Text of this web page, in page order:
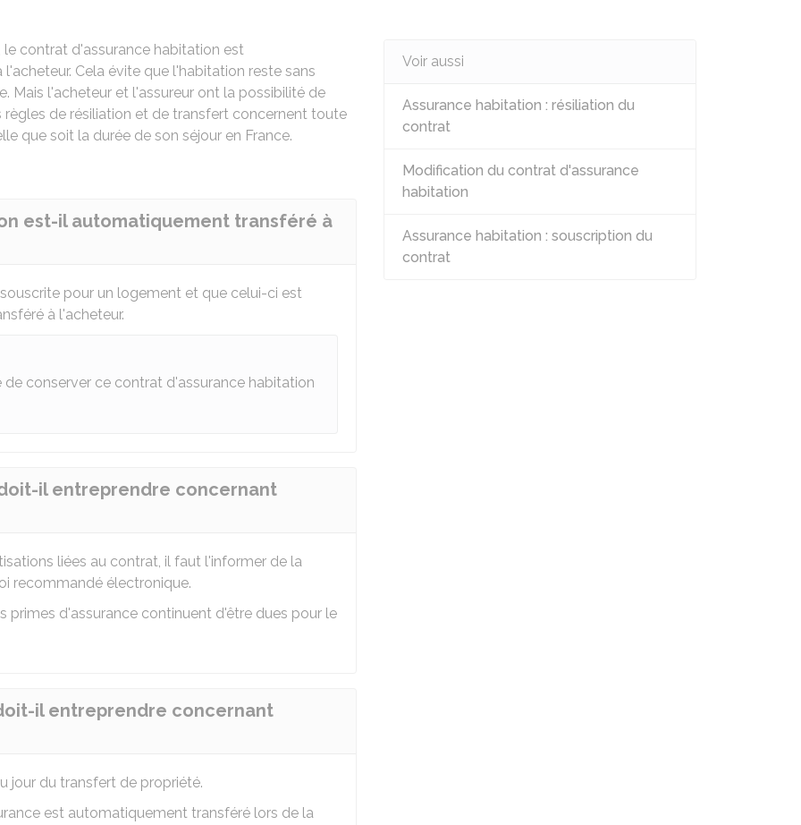
contrat d'assurance habitation est
l'acheteur. Cela évite que l'habitation reste sans
Mais l'acheteur et l'assureur ont la possibilité de
de résiliation et de transfert concernent toute
que soit la durée de son séjour en France.
est-il automatiquement transféré à
pour un logement et que celui-ci est
à l'acheteur.
conserver ce contrat d'assurance habitation
il entreprendre concernant
liées au contrat, il faut l'informer de la
recommandé électronique.
primes d'assurance continuent d'être dues pour le
il entreprendre concernant
jour du transfert de propriété.
est automatiquement transféré lors de la
Voir aussi
Assurance habitation : résiliation du
contrat
Modification du contrat d'assurance
habitation
Assurance habitation : souscription du
contrat